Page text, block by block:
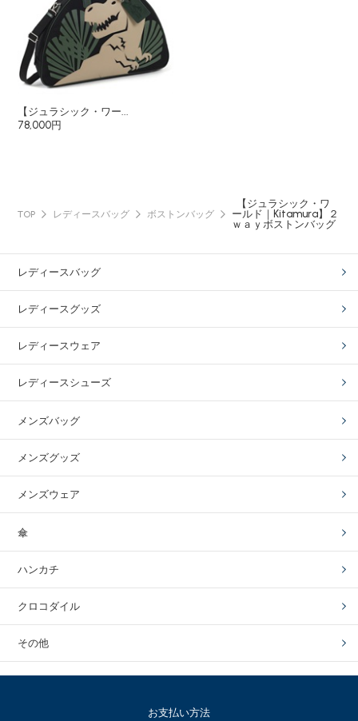
【ジュラシック・ワー...
78,000円
TOP レディースバッグ ボストンバッグ
【ジュラシック・ワ
ールド｜Kitamura】２
ｗａｙボストンバッグ
レディースバッグ
レディースグッズ
レディースウェア
レディースシューズ
メンズバッグ
メンズグッズ
メンズウェア
傘
ハンカチ
クロコダイル
その他
お支払い方法